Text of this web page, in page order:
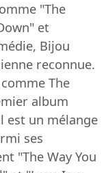
"The
et
Bijou
reconnue.
The
album
est un mélange
ses
"The Way You